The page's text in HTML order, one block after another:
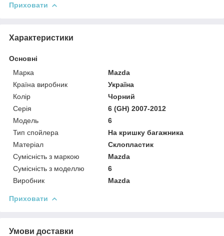
Приховати
Характеристики
Основні
Марка
Mazda
Країна виробник
Україна
Колір
Чорний
Серія
6 (GH) 2007-2012
Модель
6
Тип спойлера
На кришку багажника
Матеріал
Склопластик
Сумісність з маркою
Mazda
Сумісність з моделлю
6
Виробник
Mazda
Приховати
Умови доставки